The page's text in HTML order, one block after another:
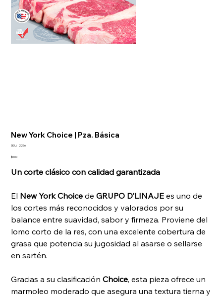
New York Choice | Pza. Básica
SKU:
SKU
2296
Precio
$0.00
Un corte clásico con calidad garantizada
El New York Choice deGRUPO D’LINAJE es uno de
los cortes más reconocidos y valorados por su
balance entre suavidad, sabor y firmeza. Proviene del
lomo corto de la res, con una excelente cobertura de
grasa que potencia su jugosidad al asarse o sellarse
en sartén.
Gracias a su clasificaciónChoice, esta pieza ofrece un
marmoleo moderado que asegura una textura tierna y